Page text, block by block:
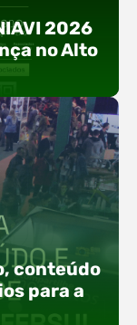
2026
no Alto
a
do
Informação
a edição
foi
conteúdo
para a